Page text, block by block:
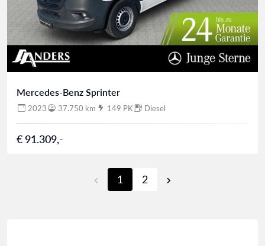
Mercedes-Benz Sprinter
2023 37.750 km 149 PK Diesel
€ 91.309,-
1 2